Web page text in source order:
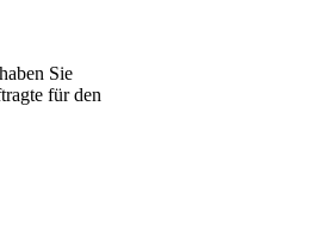
Sie
für den